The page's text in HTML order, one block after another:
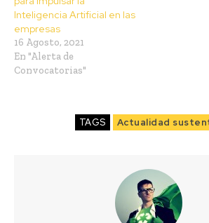
Inteligencia Artificial en las
empresas
16 Agosto, 2021
En "Alerta de
Convocatorias"
TAGS Actualidad